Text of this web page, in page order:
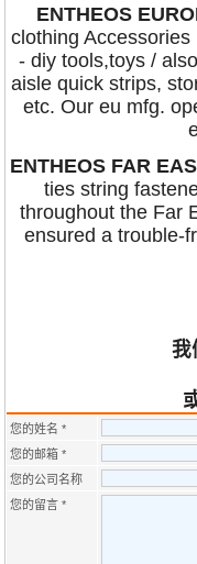
ENTHEOS
clothing
- diy tools,toys /
aisle quick strips,
etc. Our eu mfg.
ENTHEOS FAR
ties string
throughout the Far
ensured a trouble-
我
您的姓名 *
您的邮箱 *
您的公司名称
您的留言 *